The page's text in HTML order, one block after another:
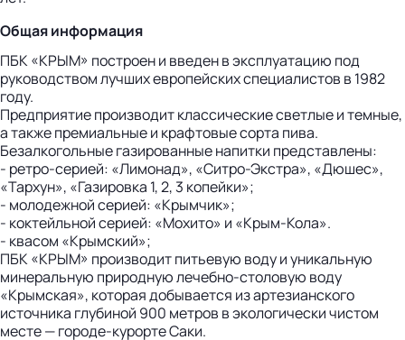
Общая информация
ПБК «КРЫМ» построен и введен в эксплуатацию под
руководством лучших европейских специалистов в 1982
году.
Предприятие производит классические светлые и темные,
а также премиальные и крафтовые сорта пива.
Безалкогольные газированные напитки представлены:
- ретро-серией: «Лимонад», «Ситро-Экстра», «Дюшес»,
«Тархун», «Газировка 1, 2, 3 копейки»;
- молодежной серией: «Крымчик»;
- коктейльной серией: «Мохито» и «Крым-Кола».
- квасом «Крымский»;
ПБК «КРЫМ» производит питьевую воду и уникальную
минеральную природную лечебно-столовую воду
«Крымская», которая добывается из артезианского
источника глубиной 900 метров в экологически чистом
месте — городе-курорте Саки.